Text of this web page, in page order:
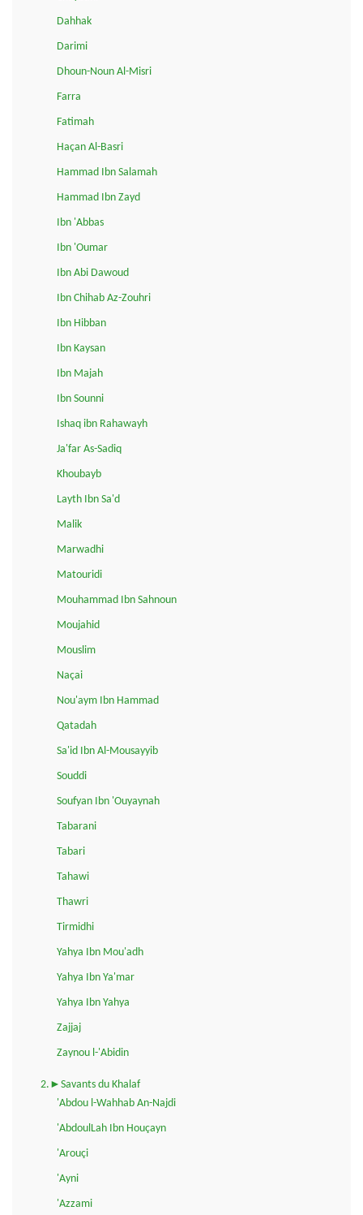
Dahhak
Darimi
Dhoun-Noun Al-Misri
Farra
Fatimah
Haçan Al-Basri
Hammad Ibn Salamah
Hammad Ibn Zayd
Ibn 'Abbas
Ibn 'Oumar
Ibn Abi Dawoud
Ibn Chihab Az-Zouhri
Ibn Hibban
Ibn Kaysan
Ibn Majah
Ibn Sounni
Ishaq ibn Rahawayh
Ja'far As-Sadiq
Khoubayb
Layth Ibn Sa'd
Malik
Marwadhi
Matouridi
Mouhammad Ibn Sahnoun
Moujahid
Mouslim
Naçai
Nou'aym Ibn Hammad
Qatadah
Sa'id Ibn Al-Mousayyib
Souddi
Soufyan Ibn 'Ouyaynah
Tabarani
Tabari
Tahawi
Thawri
Tirmidhi
Yahya Ibn Mou'adh
Yahya Ibn Ya'mar
Yahya Ibn Yahya
Zajjaj
Zaynou l-'Abidin
2.►Savants du Khalaf
'Abdou l-Wahhab An-Najdi
'AbdoulLah Ibn Houçayn
'Arouçi
'Ayni
'Azzami